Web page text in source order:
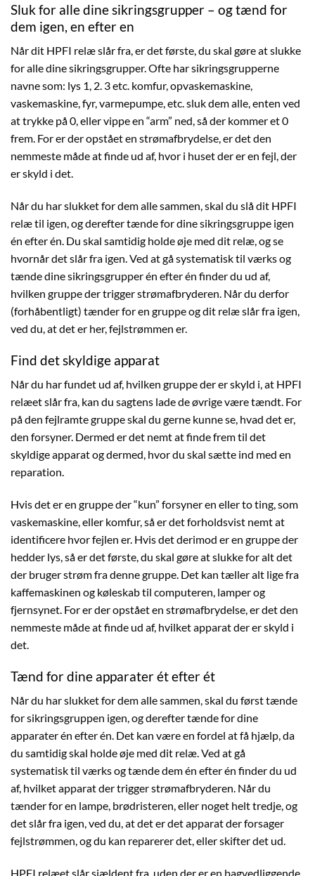
Sluk for alle dine sikringsgrupper – og tænd for
dem igen, en efter en
Når dit HPFI relæ slår fra, er det første, du skal gøre at slukke
for alle dine sikringsgrupper. Ofte har sikringsgrupperne
navne som: lys 1, 2. 3 etc. komfur, opvaskemaskine,
vaskemaskine, fyr, varmepumpe, etc. sluk dem alle, enten ved
at trykke på 0, eller vippe en “arm” ned, så der kommer et 0
frem. For er der opstået en strømafbrydelse, er det den
nemmeste måde at finde ud af, hvor i huset der er en fejl, der
er skyld i det.
Når du har slukket for dem alle sammen, skal du slå dit HPFI
relæ til igen, og derefter tænde for dine sikringsgruppe igen
én efter én. Du skal samtidig holde øje med dit relæ, og se
hvornår det slår fra igen. Ved at gå systematisk til værks og
tænde dine sikringsgrupper én efter én finder du ud af,
hvilken gruppe der trigger strømafbryderen. Når du derfor
(forhåbentligt) tænder for en gruppe og dit relæ slår fra igen,
ved du, at det er her, fejlstrømmen er.
Find det skyldige apparat
Når du har fundet ud af, hvilken gruppe der er skyld i, at HPFI
relæet slår fra, kan du sagtens lade de øvrige være tændt. For
på den fejlramte gruppe skal du gerne kunne se, hvad det er,
den forsyner. Dermed er det nemt at finde frem til det
skyldige apparat og dermed, hvor du skal sætte ind med en
reparation.
Hvis det er en gruppe der “kun” forsyner en eller to ting, som
vaskemaskine, eller komfur, så er det forholdsvist nemt at
identificere hvor fejlen er. Hvis det derimod er en gruppe der
hedder lys, så er det første, du skal gøre at slukke for alt det
der bruger strøm fra denne gruppe. Det kan tæller alt lige fra
kaffemaskinen og køleskab til computeren, lamper og
fjernsynet. For er der opstået en strømafbrydelse, er det den
nemmeste måde at finde ud af, hvilket apparat der er skyld i
det.
Tænd for dine apparater ét efter ét
Når du har slukket for dem alle sammen, skal du først tænde
for sikringsgruppen igen, og derefter tænde for dine
apparater én efter én. Det kan være en fordel at få hjælp, da
du samtidig skal holde øje med dit relæ. Ved at gå
systematisk til værks og tænde dem én efter én finder du ud
af, hvilket apparat der trigger strømafbryderen. Når du
tænder for en lampe, brødristeren, eller noget helt tredje, og
det slår fra igen, ved du, at det er det apparat der forsager
fejlstrømmen, og du kan reparerer det, eller skifter det ud.
HPFI relæet slår sjældent fra, uden der er en bagvedliggende